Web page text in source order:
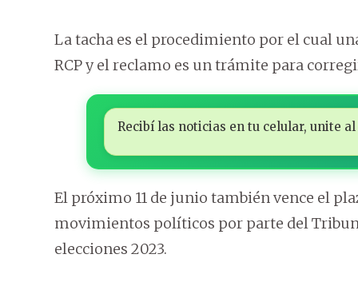
La tacha es el procedimiento por el cual
RCP y el reclamo es un trámite para
Recibí las noticias en tu celular, unite
El próximo 11 de junio también vence el
movimientos políticos por parte del
elecciones 2023.